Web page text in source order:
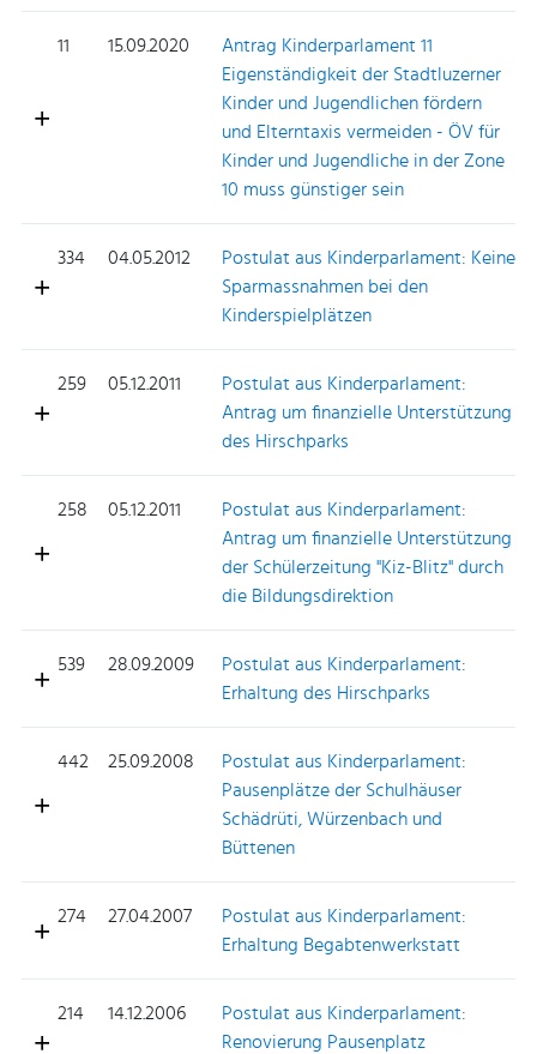
11 15.09.2020
Antrag Kinderparlament 11
Eigenständigkeit der Stadtluzerner
Kinder und Jugendlichen fördern
und Elterntaxis vermeiden - ÖV für
Kinder und Jugendliche in der Zone
10 muss günstiger sein
334 04.05.2012
Postulat aus Kinderparlament: Keine
Sparmassnahmen bei den
Kinderspielplätzen
259 05.12.2011
Postulat aus Kinderparlament:
Antrag um finanzielle Unterstützung
des Hirschparks
258 05.12.2011
Postulat aus Kinderparlament:
Antrag um finanzielle Unterstützung
der Schülerzeitung "Kiz-Blitz" durch
die Bildungsdirektion
539 28.09.2009
Postulat aus Kinderparlament:
Erhaltung des Hirschparks
442 25.09.2008
Postulat aus Kinderparlament:
Pausenplätze der Schulhäuser
Schädrüti, Würzenbach und
Büttenen
274 27.04.2007
Postulat aus Kinderparlament:
Erhaltung Begabtenwerkstatt
214 14.12.2006
Postulat aus Kinderparlament:
Renovierung Pausenplatz